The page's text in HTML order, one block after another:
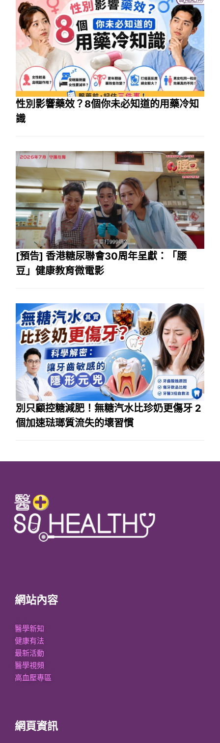
性別影響藥效？8個你未必知道的用藥冷知
識
[預告] 香港糖尿聯會30周年呈獻：「腰
豆」健康教育微電影
別只顧控糖減肥！無糖汽水比珍奶更傷牙 2
個加速琺瑯質流失的壞習慣
網站內容
醫學新知
健康有法
最新活動
醫學視頻
高血壓專區
網頁資訊